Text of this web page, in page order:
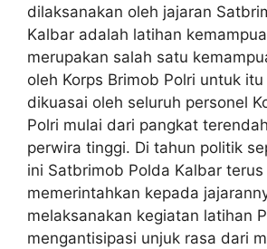
dilaksanakan oleh jajaran
Kalbar adalah latihan
merupakan salah satu
oleh Korps Brimob Polri untuk
dikuasai oleh seluruh personel
Polri mulai dari pangkat
perwira tinggi. Di tahun politik
ini Satbrimob Polda Kalbar terus
memerintahkan kepada
melaksanakan kegiatan latihan
mengantisipasi unjuk rasa dari